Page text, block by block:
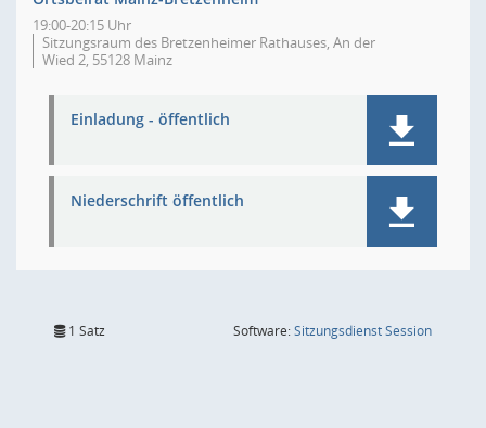
19:00-20:15 Uhr
Sitzungsraum des Bretzenheimer Rathauses, An der
Wied 2, 55128 Mainz
Einladung - öffentlich
Niederschrift öffentlich
1 Satz Software:SitzungsdienstSession(Wird in